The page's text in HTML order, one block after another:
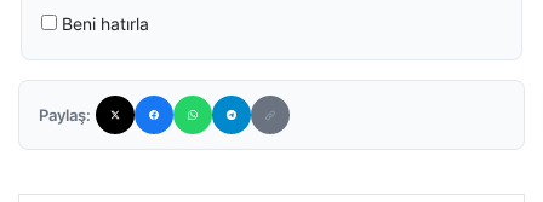
Beni hatırla
Paylaş: